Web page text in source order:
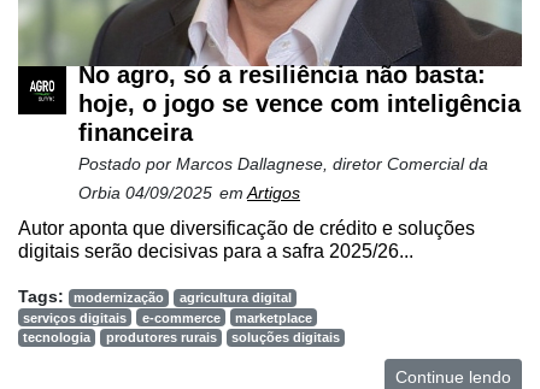
No agro, só a resiliência não basta:
hoje, o jogo se vence com inteligência
financeira
Postado por Marcos Dallagnese, diretor Comercial da
Orbia 04/09/2025 em Artigos
Autor aponta que diversificação de crédito e soluções
digitais serão decisivas para a safra 2025/26...
Tags: modernização
agricultura digital
serviços digitais
e-commerce
marketplace
tecnologia
produtores rurais soluções digitais
Continue lendo